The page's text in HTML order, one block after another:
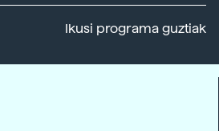
Ikusi programa guztiak